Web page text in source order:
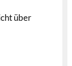
über